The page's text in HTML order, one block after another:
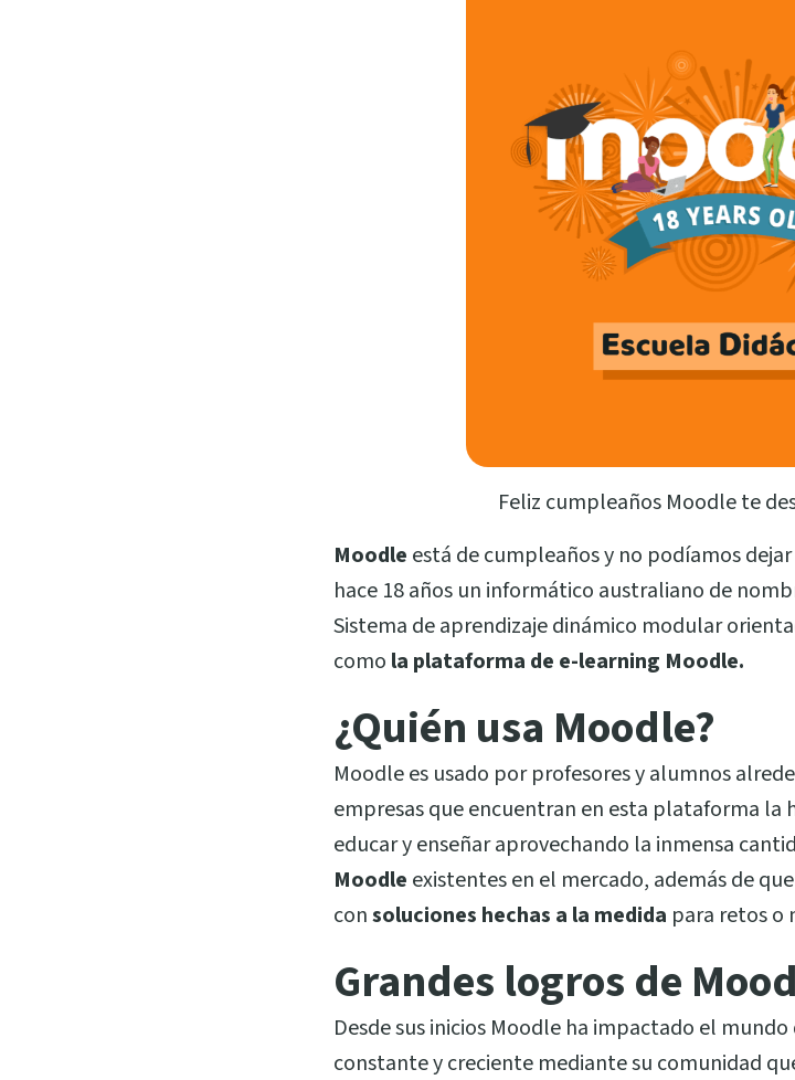
Feliz cumpleaños Moodle te
Moodle está de cumpleaños y no podíamos
hace 18 años un informático australiano de
Sistema de aprendizaje dinámico modular
como la plataforma de e-learning Moodle.
¿Quién usa Moodle?
Moodle es usado por profesores y alumnos
empresas que encuentran en esta plataforma la
educar y enseñar aprovechando la inmensa
Moodle existentes en el mercado, además de
consoluciones hechas a la medida para retos o
Grandes logros de
Desde sus inicios Moodle ha impactado el
constante y creciente mediante su comunidad